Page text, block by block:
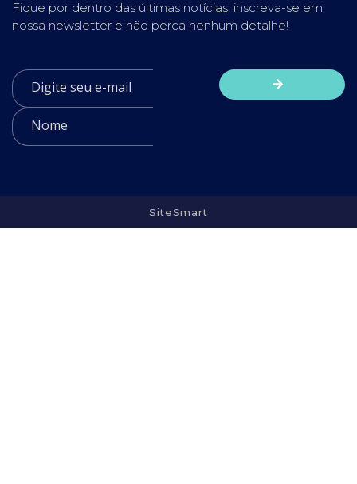
Fique por dentro das últimas notícias, inscreva-se em
nossa newsletter e não perca nenhum detalhe!
SiteSmart